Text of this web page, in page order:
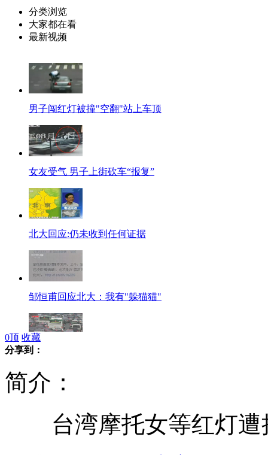
分类浏览
大家都在看
最新视频
男子闯红灯被撞"空翻"站上车顶
女友受气 男子上街砍车“报复”
北大回应:仍未收到任何证据
邹恒甫回应北大：我有"躲猫猫"
郭德纲展现舌功PK华少 叹挣钱不易
0顶 收藏
分享到：
简介：
台湾摩托女等红灯遭